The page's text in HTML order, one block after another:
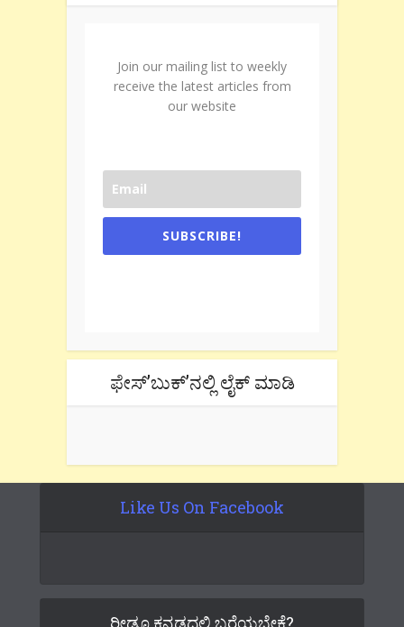
Join our mailing list to weekly
receive the latest articles from
our website
SUBSCRIBE!
ಫೇಸ್’ಬುಕ್’ನಲ್ಲಿ ಲೈಕ್ ಮಾಡಿ
Like Us On Facebook
ರೀಡೂ ಕನ್ನಡದಲ್ಲಿ ಬರೆಯಬೇಕೆ?